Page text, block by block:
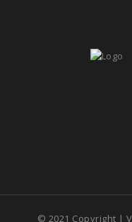
© 2021 Copyright |